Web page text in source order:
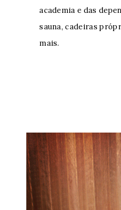
academia e das
sauna, cadeiras
mais.